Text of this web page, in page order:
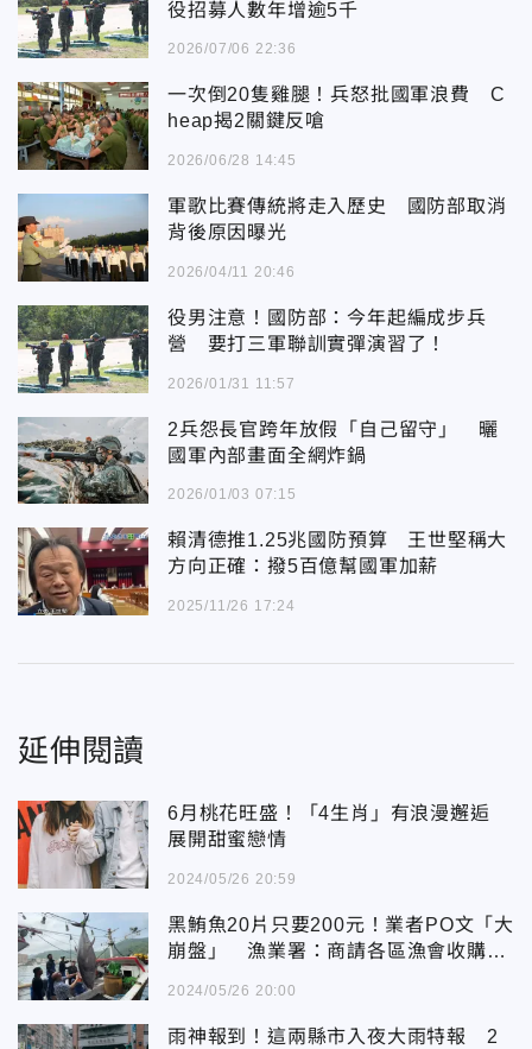
役招募人數年增逾5千
2026/07/06 22:36
一次倒20隻雞腿！兵怒批國軍浪費 C
heap揭2關鍵反嗆
2026/06/28 14:45
軍歌比賽傳統將走入歷史 國防部取消
背後原因曝光
2026/04/11 20:46
役男注意！國防部：今年起編成步兵
營 要打三軍聯訓實彈演習了！
2026/01/31 11:57
2兵怨長官跨年放假「自己留守」 曬
國軍內部畫面全網炸鍋
2026/01/03 07:15
賴清德推1.25兆國防預算 王世堅稱大
方向正確：撥5百億幫國軍加薪
2025/11/26 17:24
延伸閱讀
6月桃花旺盛！「4生肖」有浪漫邂逅
展開甜蜜戀情
2024/05/26 20:59
黑鮪魚20片只要200元！業者PO文「大
崩盤」 漁業署：商請各區漁會收購凍
2024/05/26 20:00
雨神報到！這兩縣市入夜大雨特報 2